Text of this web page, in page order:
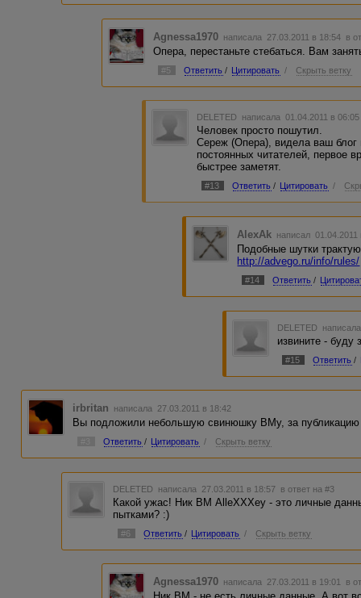
Agnessa1970 написала 27.03.2011 в 18:54 в
Опера, перестаньте стебаться. Вам
#5 Ответить / Цитировать / Скрыть ветку
DELETED написала 01.04.2011 в
Человек просто пошутил.
Сереж (Опера), видела ваш
постоянных читателей, первое
быстрее заметят.
#13 Ответить / Цитировать /
AlexAk написал
Подобные шутки
http://advego.ru/info/rules/
#14 Ответить /
DELETED
извините - буду
#15 Ответить /
irbritan написала 27.03.2011 в 18:42
Вы подложили небольшую свинюшку ВМу, за
Ответить / Цитировать / Скрыть ветку
DELETED написала 27.03.2011 в 18:57 в ответ на #3
Какой ужас! Ник ВМ AlleXXXey - это личные
пытками? :)
#6 Ответить / Цитировать / Скрыть ветку
Agnessa1970 написала 27.03.2011 в 19:01 в